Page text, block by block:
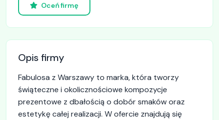
Oceń firmę
Opis firmy
Fabulosa z Warszawy to marka, która tworzy
świąteczne i okolicznościowe kompozycje
prezentowe z dbałością o dobór smaków oraz
estetykę całej realizacji. W ofercie znajdują się